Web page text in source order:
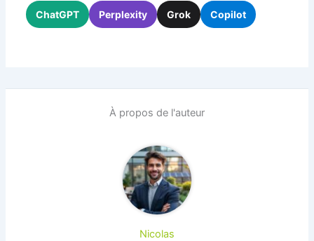
ChatGPT Perplexity Grok Copilot
À propos de l'auteur
Nicolas